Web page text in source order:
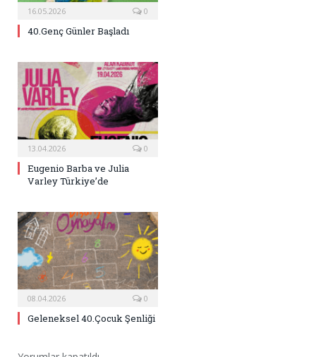
16.05.2026 0
40.Genç Günler Başladı
13.04.2026 0
Eugenio Barba ve Julia
Varley Türkiye’de
08.04.2026 0
Geleneksel 40.Çocuk Şenliği